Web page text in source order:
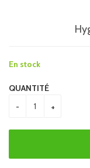
En stock
QUANTITÉ